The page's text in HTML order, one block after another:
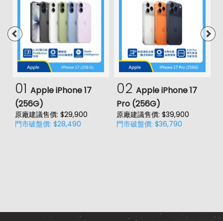
01 Apple iPhone 17
(256G)
原廠建議售價: $29,900
門市破盤價: $28,490
02 Apple iPhone 17
Pro (256G)
原廠建議售價: $39,900
門市破盤價: $36,790